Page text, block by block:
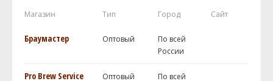
Магазин Тип Город Сайт
Браумастер Оптовый
По всей
России
Pro Brew Service Оптовый
По всей